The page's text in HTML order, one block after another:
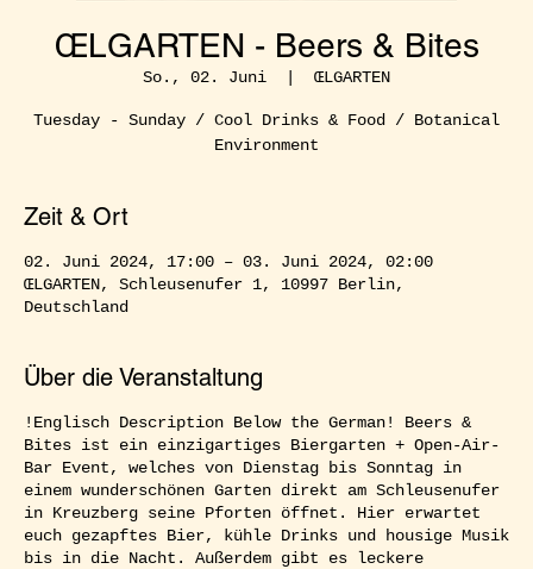
ŒLGARTEN - Beers & Bites
So., 02. Juni
  |
ŒLGARTEN
Tuesday - Sunday / Cool Drinks & Food / Botanical
Environment
Zeit & Ort
02. Juni 2024, 17:00 – 03. Juni 2024, 02:00
ŒLGARTEN, Schleusenufer 1, 10997 Berlin,
Deutschland
Über die Veranstaltung
!Englisch Description Below the German! Beers &
Bites ist ein einzigartiges Biergarten + Open-Air-
Bar Event, welches von Dienstag bis Sonntag in
einem wunderschönen Garten direkt am Schleusenufer
in Kreuzberg seine Pforten öffnet. Hier erwartet
euch gezapftes Bier, kühle Drinks und housige Musik
bis in die Nacht. Außerdem gibt es leckere